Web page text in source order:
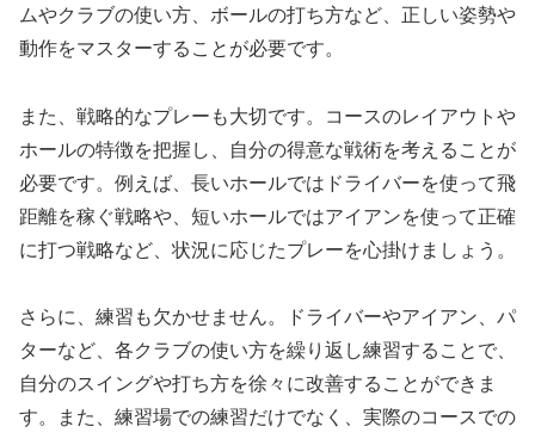
ムやクラブの使い方、ボールの打ち方など、正しい姿勢や
動作をマスターすることが必要です。
また、戦略的なプレーも大切です。コースのレイアウトや
ホールの特徴を把握し、自分の得意な戦術を考えることが
必要です。例えば、長いホールではドライバーを使って飛
距離を稼ぐ戦略や、短いホールではアイアンを使って正確
に打つ戦略など、状況に応じたプレーを心掛けましょう。
さらに、練習も欠かせません。ドライバーやアイアン、パ
ターなど、各クラブの使い方を繰り返し練習することで、
自分のスイングや打ち方を徐々に改善することができま
す。また、練習場での練習だけでなく、実際のコースでの